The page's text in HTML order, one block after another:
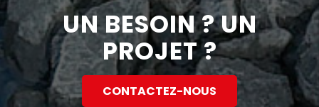
UN BESOIN ? UN
PROJET ?
CONTACTEZ-NOUS